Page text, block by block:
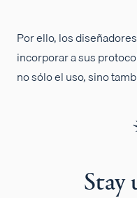
Por ello, los
incorporar a sus
no sólo el uso, sino
Stay